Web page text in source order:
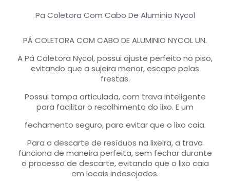
Pa Coletora Com Cabo De Aluminio Nycol
PÁ COLETORA COM CABO DE ALUMINIO NYCOL UN.
A Pá Coletora Nycol, possui ajuste perfeito no piso,
evitando que a sujeira menor, escape pelas
frestas.
Possui tampa articulada, com trava inteligente
para facilitar o recolhimento do lixo. E um
fechamento seguro, para evitar que o lixo caia.
Para o descarte de resíduos na lixeira, a trava
funciona de maneira perfeita, sem fechar durante
o processo de descarte, evitando que o lixo caia
em locais indesejados.